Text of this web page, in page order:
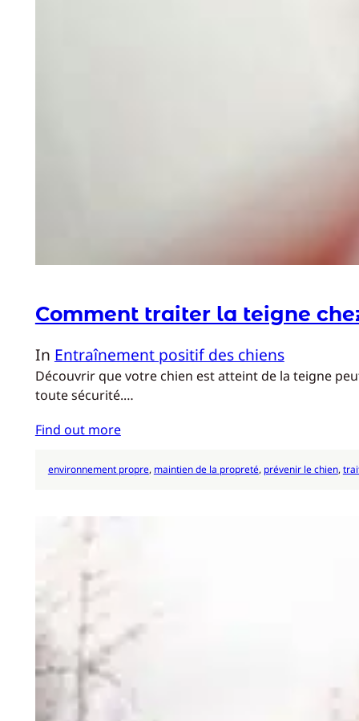
Comment traiter la teigne
In Entraînement positif des chiens
Découvrir que votre chien est atteint de la teigne
toute sécurité.…
Find out more
environnement propre, maintien de la propreté, prévenir le chien,